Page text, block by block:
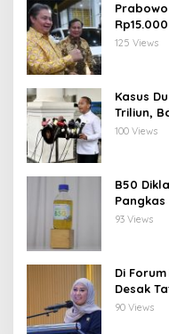
30-200 GT
125 Views
Kasus
Triliun,
Data
100 Views
B50
Pangkas
93 Views
Di
Desak
90 Views